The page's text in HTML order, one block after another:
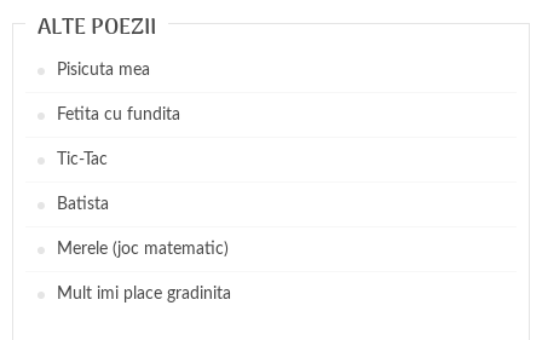
ALTE POEZII
Pisicuta mea
Fetita cu fundita
Tic-Tac
Batista
Merele (joc matematic)
Mult imi place gradinita